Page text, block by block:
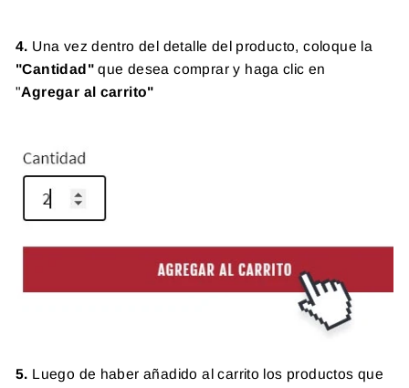
4. Una vez dentro del detalle del producto, coloque la
"Cantidad"que desea comprar y haga clic en
"Agregar al carrito"
5. Luego de haber añadido al carrito los productos que